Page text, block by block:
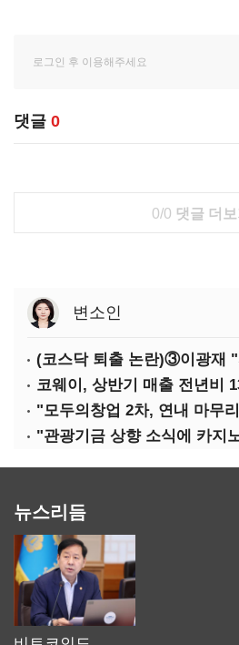
댓글 0
0/0 댓글 더보
변소인
코웨이, 상반기 매출 전년비
"모두의창업 2차, 연내 마무
뉴스리듬